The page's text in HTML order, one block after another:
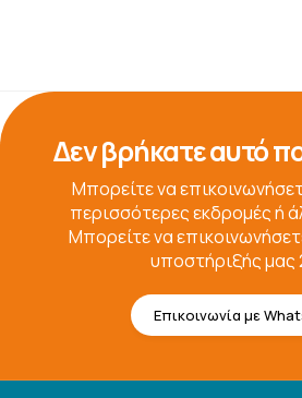
Δεν βρήκατε αυτό
Μπορείτε να
περισσότερες εκδρομές ή
Μπορείτε να
υποστήριξής μας
Επικοινωνία με